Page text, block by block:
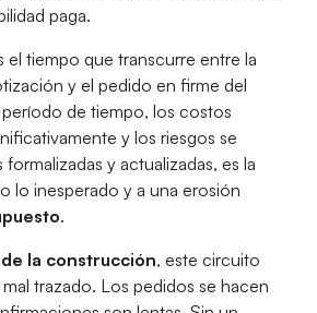
paga.
el tiempo que transcurre entre la
y el pedido en firme del
de tiempo, los costos
y los riesgos se
y actualizadas, es la
lo inesperado y a una erosión
.
de la construcción, este circuito
trazado. Los pedidos se hacen